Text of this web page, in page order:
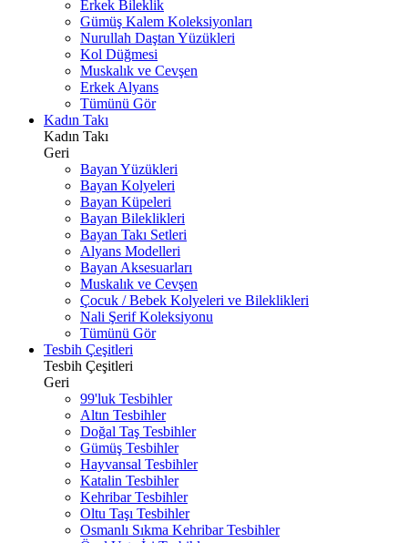
Erkek Bileklik
Gümüş Kalem Koleksiyonları
Nurullah Daştan Yüzükleri
Kol Düğmesi
Muskalık ve Cevşen
Erkek Alyans
Tümünü Gör
Kadın Takı
Kadın Takı
Geri
Bayan Yüzükleri
Bayan Kolyeleri
Bayan Küpeleri
Bayan Bileklikleri
Bayan Takı Setleri
Alyans Modelleri
Bayan Aksesuarları
Muskalık ve Cevşen
Çocuk / Bebek Kolyeleri ve Bileklikleri
Nali Şerif Koleksiyonu
Tümünü Gör
Tesbih Çeşitleri
Tesbih Çeşitleri
Geri
99'luk Tesbihler
Altın Tesbihler
Doğal Taş Tesbihler
Gümüş Tesbihler
Hayvansal Tesbihler
Katalin Tesbihler
Kehribar Tesbihler
Oltu Taşı Tesbihler
Osmanlı Sıkma Kehribar Tesbihler